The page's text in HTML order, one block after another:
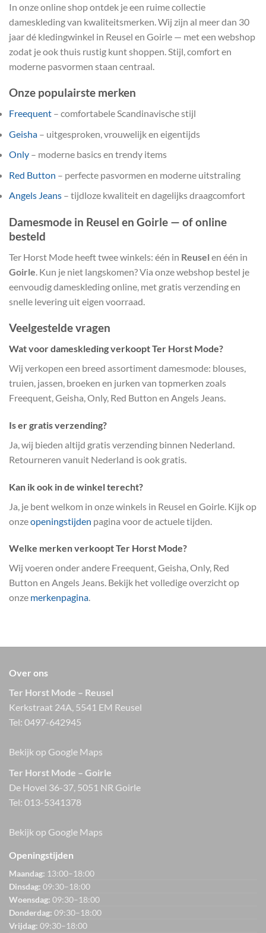
In onze online shop ontdek je een ruime collectie
dameskleding van kwaliteitsmerken. Wij zijn al meer dan 30
jaar dé kledingwinkel in Reusel en Goirle — met een webshop
zodat je ook thuis rustig kunt shoppen. Stijl, comfort en
moderne pasvormen staan centraal.
Onze populairste merken
Freequent – comfortabele Scandinavische stijl
Geisha – uitgesproken, vrouwelijk en eigentijds
Only – moderne basics en trendy items
Red Button – perfecte pasvormen en moderne uitstraling
Angels Jeans – tijdloze kwaliteit en dagelijks draagcomfort
Damesmode in Reusel en Goirle — of online
besteld
Ter Horst Mode heeft twee winkels: één in Reusel en één in
Goirle . Kun je niet langskomen? Via onze webshop bestel je
eenvoudig dameskleding online, met gratis verzending en
snelle levering uit eigen voorraad.
Veelgestelde vragen
Wat voor dameskleding verkoopt Ter Horst Mode?
Wij verkopen een breed assortiment damesmode: blouses,
truien, jassen, broeken en jurken van topmerken zoals
Freequent, Geisha, Only, Red Button en Angels Jeans.
Is er gratis verzending?
Ja, wij bieden altijd gratis verzending binnen Nederland.
Retourneren vanuit Nederland is ook gratis.
Kan ik ook in de winkel terecht?
Ja, je bent welkom in onze winkels in Reusel en Goirle. Kijk op
onzeopeningstijden pagina voor de actuele tijden.
Welke merken verkoopt Ter Horst Mode?
Wij voeren onder andere Freequent, Geisha, Only, Red
Button en Angels Jeans. Bekijk het volledige overzicht op
onze merkenpagina.
Over ons
Ter Horst Mode – Reusel
Kerkstraat 24A, 5541 EM Reusel
Tel: 0497-642945
Bekijk op Google Maps
Ter Horst Mode – Goirle
De Hovel 36-37, 5051 NR Goirle
Tel: 013-5341378
Bekijk op Google Maps
Openingstijden
Maandag: 13:00–18:00
Dinsdag: 09:30–18:00
Woensdag: 09:30–18:00
Donderdag: 09:30–18:00
Vrijdag: 09:30–18:00